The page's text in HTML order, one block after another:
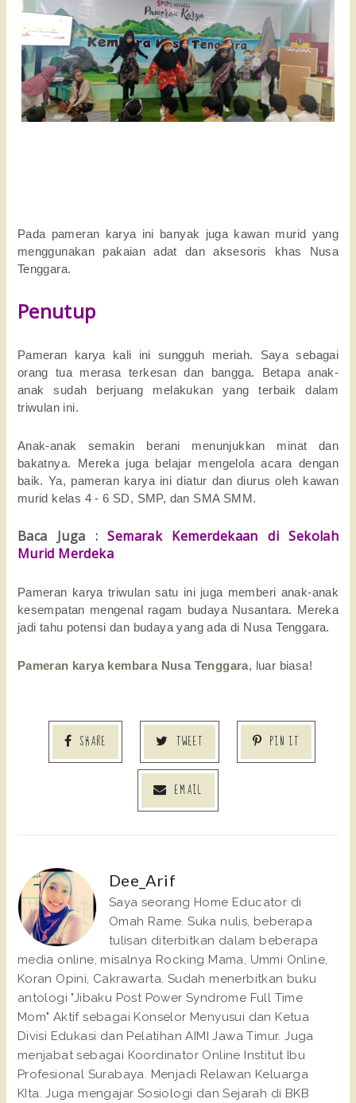
Pada pameran karya ini banyak juga kawan murid yang
menggunakan pakaian adat dan aksesoris khas Nusa
Tenggara.
Penutup
Pameran karya kali ini sungguh meriah. Saya sebagai
orang tua merasa terkesan dan bangga. Betapa anak-
anak sudah berjuang melakukan yang terbaik dalam
triwulan ini.
Anak-anak semakin berani menunjukkan minat dan
bakatnya. Mereka juga belajar mengelola acara dengan
baik. Ya, pameran karya ini diatur dan diurus oleh kawan
murid kelas 4 - 6 SD, SMP, dan SMA SMM.
Baca Juga :Semarak Kemerdekaan di Sekolah
Murid Merdeka
Pameran karya triwulan satu ini juga memberi anak-anak
kesempatan mengenal ragam budaya Nusantara. Mereka
jadi tahu potensi dan budaya yang ada di Nusa Tenggara.
Pameran karya kembara Nusa Tenggara, luar biasa!
SHARE TWEET PIN IT
EMAIL
Dee_Arif
Saya seorang Home Educator di
Omah Rame. Suka nulis, beberapa
tulisan diterbitkan dalam beberapa
media online, misalnya Rocking Mama, Ummi Online,
Koran Opini, Cakrawarta. Sudah menerbitkan buku
antologi "Jibaku Post Power Syndrome Full Time
Mom" Aktif sebagai Konselor Menyusui dan Ketua
Divisi Edukasi dan Pelatihan AIMI Jawa Timur. Juga
menjabat sebagai Koordinator Online Institut Ibu
Profesional Surabaya. Menjadi Relawan Keluarga
KIta. Juga mengajar Sosiologi dan Sejarah di BKB